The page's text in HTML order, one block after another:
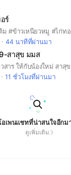
ร์
ม #ข้าวเหนียวหมู #ไก่ท
44 นาทีที่ผ่านมา
สาสุข มมส
สาร ให้กับน้องใหม่ สาสุ
11 ชั่วโมงที่ผ่านมา
อเพนแชทที่น่าสนใจอีกม
ดูเพิ่มเติม